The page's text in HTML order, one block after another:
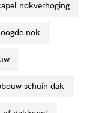
nokverhoging
nok
schuin dak